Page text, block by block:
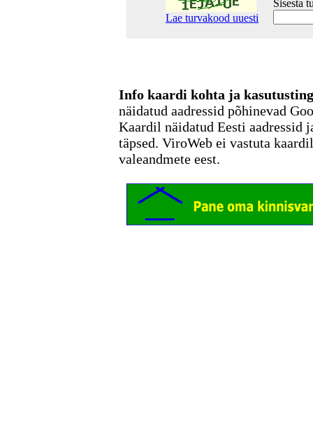
Lae turvakood uuesti
Sisesta
Info kaardi kohta ja
näidatud aadressid põhinevad
Kaardil näidatud Eesti aadressid
täpsed. ViroWeb ei vastuta
valeandmete eest.